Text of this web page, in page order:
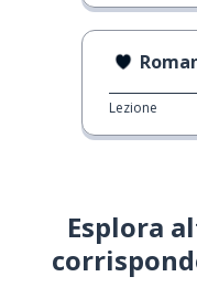
Lezione
Esplora